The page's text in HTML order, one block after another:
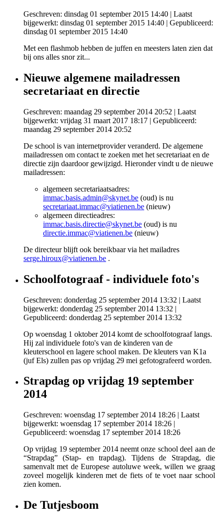
Geschreven: dinsdag 01 september 2015 14:40 | Laatst
bijgewerkt: dinsdag 01 september 2015 14:40 | Gepubliceerd:
dinsdag 01 september 2015 14:40
Met een flashmob hebben de juffen en meesters laten zien dat
bij ons alles snor zit...
Nieuwe algemene mailadressen
secretariaat en directie
Geschreven: maandag 29 september 2014 20:52 | Laatst
bijgewerkt: vrijdag 31 maart 2017 18:17 | Gepubliceerd:
maandag 29 september 2014 20:52
De school is van internetprovider veranderd. De algemene
mailadressen om contact te zoeken met het secretariaat en de
directie zijn daardoor gewijzigd. Hieronder vindt u de nieuwe
mailadressen:
algemeen secretariaatsadres:
immac.basis.admin@skynet.be (oud) is nu
secretariaat.immac@viatienen.be (nieuw)
algemeen directieadres:
immac.basis.directie@skynet.be (oud) is nu
directie.immac@viatienen.be (nieuw)
De directeur blijft ook bereikbaar via het mailadres
serge.hiroux@viatienen.be .
Schoolfotograaf - individuele foto's
Geschreven: donderdag 25 september 2014 13:32 | Laatst
bijgewerkt: donderdag 25 september 2014 13:32 |
Gepubliceerd: donderdag 25 september 2014 13:32
Op woensdag 1 oktober 2014 komt de schoolfotograaf langs.
Hij zal individuele foto's van de kinderen van de
kleuterschool en lagere school maken. De kleuters van K1a
(juf Els) zullen pas op vrijdag 29 mei gefotografeerd worden.
Strapdag op vrijdag 19 september
2014
Geschreven: woensdag 17 september 2014 18:26 | Laatst
bijgewerkt: woensdag 17 september 2014 18:26 |
Gepubliceerd: woensdag 17 september 2014 18:26
Op vrijdag 19 september 2014 neemt onze school deel aan de
“Strapdag” (Stap- en trapdag). Tijdens de Strapdag, die
samenvalt met de Europese autoluwe week, willen we graag
zoveel mogelijk kinderen met de fiets of te voet naar school
zien komen.
De Tutjesboom